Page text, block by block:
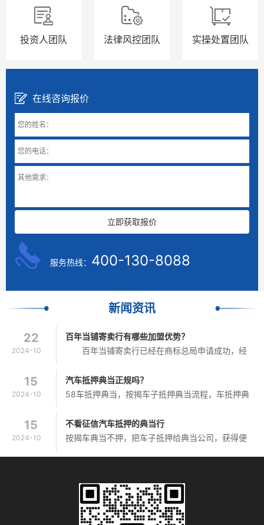
投资人团队 法律风控团队 实操处置团队
在线咨询报价
服务热线： 400-130-8088
新闻资讯
22
2024-10
百年当铺寄卖行有哪些加盟优势？
百年当铺寄卖行已经在商标总局申请成功，经
择我们品牌的原因之一，是寄卖行合法宣传的重要
保证。...
15
2024-10
汽车抵押典当正规吗？
58车抵押典当，按揭车子抵押典当流程，车抵押典
续，押车辆，比较正规的车抵押典当，4小时当
铺，典当行经营范围区域。 ...
15
2024-10
不看征信汽车抵押的典当行
按揭车典当不押，把车子抵押给典当公司，获得便